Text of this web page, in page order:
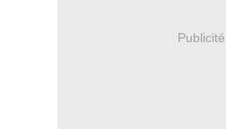
Publicité